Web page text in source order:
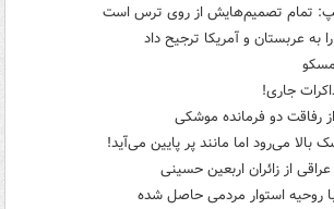
تمام تصمیم‌هایش از روی ترس است
به عربستان و آمریکا ترجیح داد
جاری!
رفاقت دو فرمانده‌ موشکی
بالا می‌رود اما مانند پر پایین می‌آید!
از زائران اربعین حسینی
روحیه استوار مردمی حاصل شده